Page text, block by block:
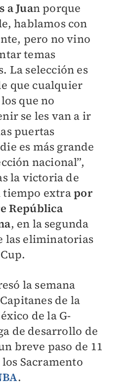
a Juan porque
hablamos con
pero no vino
temas
La selección es
que cualquier
que no
se les van a ir
puertas
es más grande
nacional”,
la victoria de
tiempo extrapor
República
, en la segunda
las eliminatorias
la semana
de la
de la G-
de desarrollo de
breve paso de 11
Sacramento
.